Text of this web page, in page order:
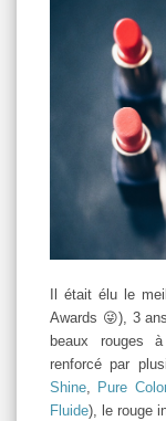
Il était élu le
Awards 😜), 3
beaux rouges
renforcé par
Shine, Pure
Fluide), le rouge